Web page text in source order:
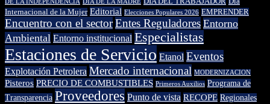
DE LA INDEPENDENCIA DÍA DE LA MADRE
Internacional de la Mujer Editorial Elecciones Populares 2026 EMPRENDER
Encuentro con el sectorEntes Reguladores Entorno
Ambiental Entorno institucional Especialistas
Estaciones de Servicio Etanol Eventos
Explotación Petrolera Mercado internacional MODERNIZACION
Pisteros PRECIO DE COMBUSTIBLES Primeros Auxilios Programa de
Transparencia Proveedores Punto de vista RECOPE Regionales